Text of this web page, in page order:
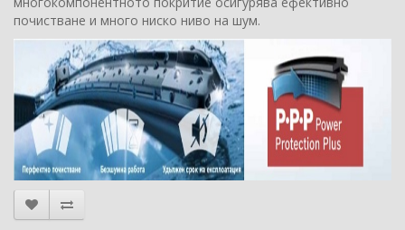
почистване и много ниско ниво на шум.